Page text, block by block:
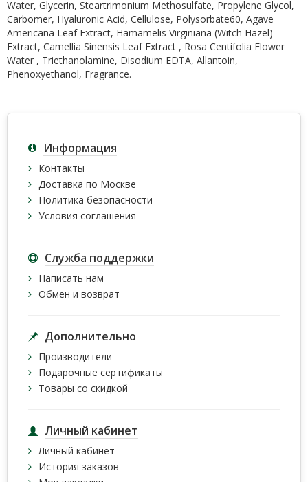
Water, Glycerin, Steartrimonium Methosulfate, Propylene Glycol,
Carbomer, Hyaluronic Acid, Cellulose, Polysorbate60, Agave
Americana Leaf Extract, Hamamelis Virginiana (Witch Hazel)
Extract, Camellia Sinensis Leaf Extract , Rosa Centifolia Flower
Water , Triethanolamine, Disodium EDTA, Allantoin,
Phenoxyethanol, Fragrance.
Информация
Контакты
Доставка по Москве
Политика безопасности
Условия соглашения
Служба поддержки
Написать нам
Обмен и возврат
Дополнительно
Производители
Подарочные сертификаты
Товары со скидкой
Личный кабинет
Личный кабинет
История заказов